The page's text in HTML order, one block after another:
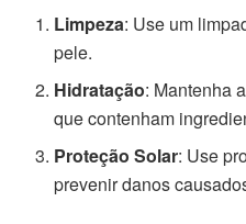
Limpeza: Use um
pele.
Hidratação: Mantenha
que contenham
Proteção Solar: Use
prevenir danos